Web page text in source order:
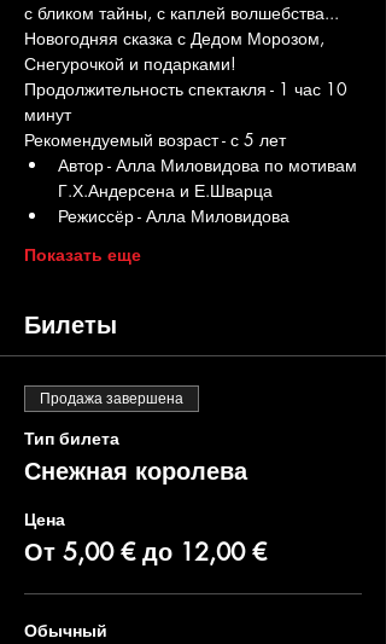
с бликом тайны, с каплей волшебства...
Новогодняя сказка с Дедом Морозом,
Снегурочкой и подарками!
Продолжительность спектакля - 1 час 10
минут
Рекомендуемый возраст - с 5 лет
Автор - Алла Миловидова по мотивам
Г.Х.Андерсена и Е.Шварца
Режиссёр - Алла Миловидова
Показать еще
Билеты
Продажа завершена
Тип билета
Снежная королева
Цена
От 5,00 € до 12,00 €
Обычный